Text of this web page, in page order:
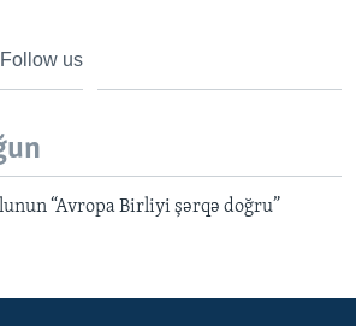
Follow us
“Avropa Birliyi şərqə doğru”